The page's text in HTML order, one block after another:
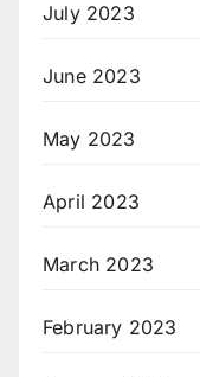
July 2023
June 2023
May 2023
April 2023
March 2023
February 2023